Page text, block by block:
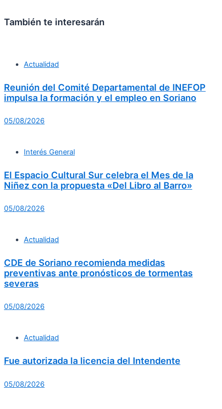
También te interesarán
Actualidad
Reunión del Comité Departamental de INEFOP
impulsa la formación y el empleo en Soriano
05/08/2026
Interés General
El Espacio Cultural Sur celebra el Mes de la
Niñez con la propuesta «Del Libro al Barro»
05/08/2026
Actualidad
CDE de Soriano recomienda medidas
preventivas ante pronósticos de tormentas
severas
05/08/2026
Actualidad
Fue autorizada la licencia del Intendente
05/08/2026